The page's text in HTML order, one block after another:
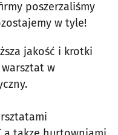
poszerzaliśmy
w tyle!
jakość i krotki
w